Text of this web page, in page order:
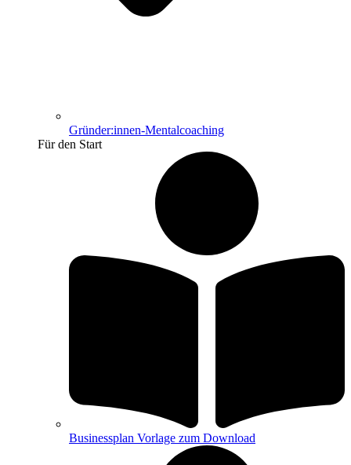
Gründer:innen-Mentalcoaching
Für den Start
Businessplan Vorlage zum Download